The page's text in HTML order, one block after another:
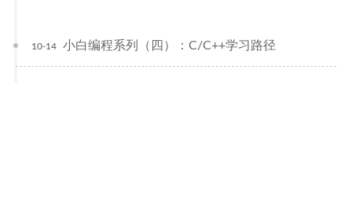
小白编程系列（四）：C/C++学习路径
10-14